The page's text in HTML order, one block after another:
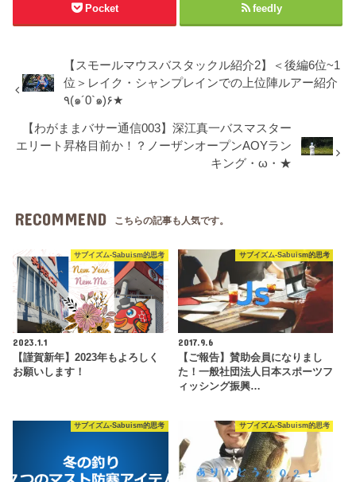
Pocket feedly
【スモールマウスバスタックル紹介2】＜後編6位~1
位＞レイク・シャンプレインでの上位陣ルアー紹介
٩(๑´0`๑)۶★
【わがままバサー通信003】深江真一バスマスター
エリート昇格目前か！？ノーザンオープンAOYラン
キング・ω・★
RECOMMEND こちらの記事も人気です。
サブイズム-Sabuism的思考
2023.1.1
【謹賀新年】2023年もよろしく
お願いします！
サブイズム-Sabuism的思考
2017.9.6
【ご報告】賛助会員になりまし
た！一般社団法人日本スポーツフ
ィッシング振興…
サブイズム-Sabuism的思考 サブイズム-Sabuism的思考